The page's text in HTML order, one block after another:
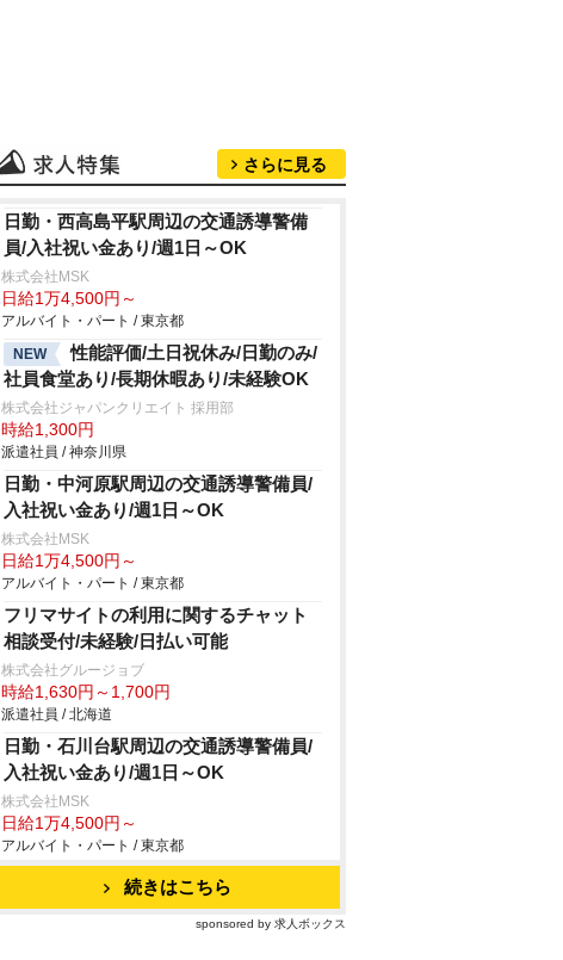
さらに見る
日勤・西高島平駅周辺の交通誘導警備
員/入社祝い金あり/週1日～OK
株式会社MSK
日給1万4,500円～
アルバイト・パート / 東京都
NEW
性能評価/土日祝休み/日勤のみ/
社員食堂あり/長期休暇あり/未経験OK
株式会社ジャパンクリエイト 採用部
時給1,300円
派遣社員 / 神奈川県
日勤・中河原駅周辺の交通誘導警備員/
入社祝い金あり/週1日～OK
株式会社MSK
日給1万4,500円～
アルバイト・パート / 東京都
フリマサイトの利用に関するチャット
相談受付/未経験/日払い可能
株式会社グルージョブ
時給1,630円～1,700円
派遣社員 / 北海道
日勤・石川台駅周辺の交通誘導警備員/
入社祝い金あり/週1日～OK
株式会社MSK
日給1万4,500円～
アルバイト・パート / 東京都
続きはこちら
sponsored by 求人ボックス